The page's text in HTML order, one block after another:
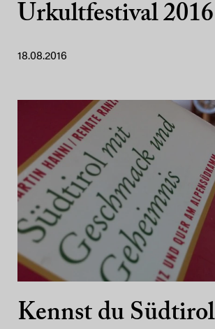
Urkultfestival 2016
18.08.2016
Kennst du Südtirol